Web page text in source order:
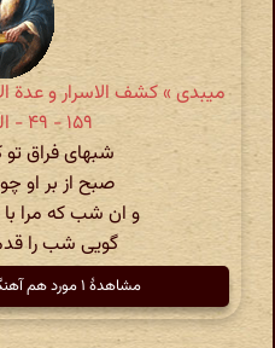
۱۵۹ - ۴۹ - النوبة الثالثة
شبهای فراق
صبح از بر او
و ان شب که مرا
گویی شب را
مشاهدهٔ ۱ مورد هم آهنگ دیگر از میبدی